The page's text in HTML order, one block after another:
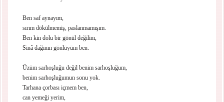
Ben saf aynayım,
sırım dökülmemiş, paslanmamışım.
Ben kin dolu bir gönül değilim,
Sinâ dağının gönlüyüm ben.
Üzüm sarhoşluğu değil benim sarhoşluğum,
benim sarhoşluğumun sonu yok.
Tarhana çorbası içmem ben,
can yemeği yerim,